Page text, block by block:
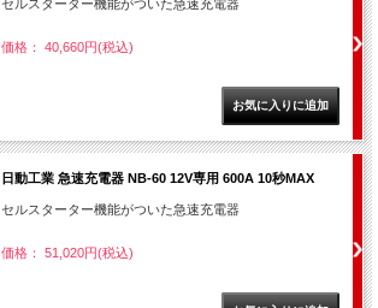
セルスターター機能がついた急速充電器
価格： 40,660円(税込)
日動工業 急速充電器 NB-60 12V専用 600A 10秒MAX
セルスターター機能がついた急速充電器
価格： 51,020円(税込)